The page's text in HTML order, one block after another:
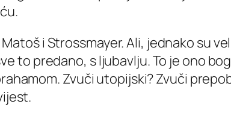
Matoš i Strossmayer. Ali, jednako su
to predano, s ljubavlju. To je ono
Zvuči utopijski? Zvuči